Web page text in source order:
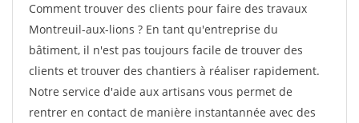
Comment trouver des clients pour faire des travaux
Montreuil-aux-lions ? En tant qu'entreprise du
bâtiment, il n'est pas toujours facile de trouver des
clients et trouver des chantiers à réaliser rapidement.
Notre service d'aide aux artisans vous permet de
rentrer en contact de manière instantannée avec des